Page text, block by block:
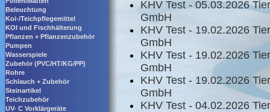
Beleuchtung
Koi-/Teichpflegemittel
KOI und Fischhälterung
Pflanzen + Pflanzenzubehör
Pumpen
Wasserspiele
Zubehör (PVC/HT/KG/PP)
Rohre
Schlauch + Zubehör
Steinartikel
Teichzubehör
UV- C Vorklärgeräte
KHV Test - 05.03.2026
GmbH
KHV Test - 19.02.2026
GmbH
KHV Test - 19.02.2026
GmbH
KHV Test - 19.02.2026
GmbH
KHV Test - 04.02.2026